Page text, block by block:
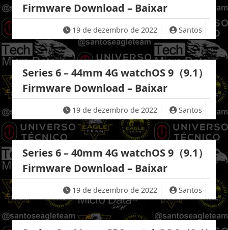
Firmware Download – Baixar
19 de dezembro de 2022 Santos
Series 6 – 44mm 4G watchOS 9（9.1）
Firmware Download – Baixar
19 de dezembro de 2022 Santos
Series 6 – 40mm 4G watchOS 9（9.1）
Firmware Download – Baixar
19 de dezembro de 2022 Santos